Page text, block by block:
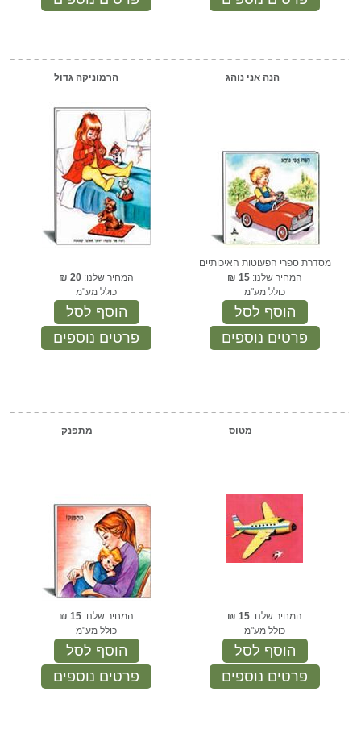
הנה אני נוהג
מסדרת ספרי הפעוטות האיכותיים
המחיר שלנו: 15
₪
כולל מע"מ
הוסף לסל
פרטים נוספים
הרמוניקה גדול
המחיר שלנו: 20
₪
כולל מע"מ
הוסף לסל
פרטים נוספים
מטוס
המחיר שלנו: 15
₪
כולל מע"מ
הוסף לסל
פרטים נוספים
מתפנק
המחיר שלנו: 15
₪
כולל מע"מ
הוסף לסל
פרטים נוספים